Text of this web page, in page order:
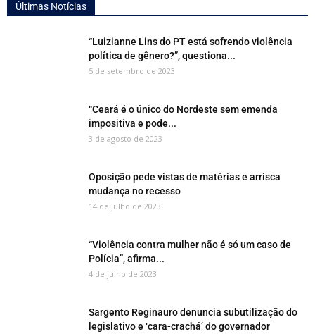
Últimas Notícias
“Luizianne Lins do PT está sofrendo violência
política de gênero?”, questiona...
5 de setembro de 2023
“Ceará é o único do Nordeste sem emenda
impositiva e pode...
3 de agosto de 2023
Oposição pede vistas de matérias e arrisca
mudança no recesso
14 de julho de 2023
“Violência contra mulher não é só um caso de
Polícia”, afirma...
4 de julho de 2023
Sargento Reginauro denuncia subutilização do
legislativo e ‘cara-crachá’ do governador